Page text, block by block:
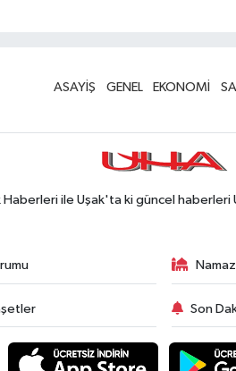
ASAYİŞ GENEL EKONOMİ
Haberleri ile Uşak'ta ki güncel
Son